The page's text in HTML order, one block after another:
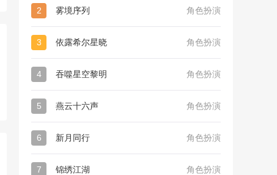
2 雾境序列 角色扮演
3 依露希尔星晓 角色扮演
4 吞噬星空黎明 角色扮演
5 燕云十六声 角色扮演
6 新月同行 角色扮演
7 锦绣江湖 角色扮演